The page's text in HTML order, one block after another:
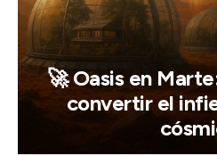
🚀 Oasis en
convertir el